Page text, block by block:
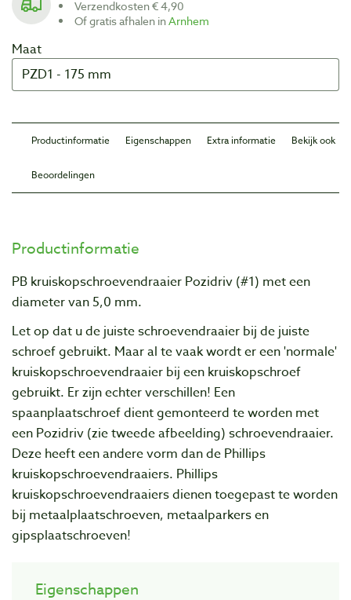
Verzendkosten € 4,90
Of gratis afhalen inArnhem
Maat
Productinformatie Eigenschappen Extra informatie Bekijk ook
Beoordelingen
Productinformatie
PB kruiskopschroevendraaier Pozidriv (#1) met een
diameter van 5,0 mm.
Let op dat u de juiste schroevendraaier bij de juiste
schroef gebruikt. Maar al te vaak wordt er een 'normale'
kruiskopschroevendraaier bij een kruiskopschroef
gebruikt. Er zijn echter verschillen! Een
spaanplaatschroef dient gemonteerd te worden met
een Pozidriv (zie tweede afbeelding) schroevendraaier.
Deze heeft een andere vorm dan de Phillips
kruiskopschroevendraaiers. Phillips
kruiskopschroevendraaiers dienen toegepast te worden
bij metaalplaatschroeven, metaalparkers en
gipsplaatschroeven!
Eigenschappen